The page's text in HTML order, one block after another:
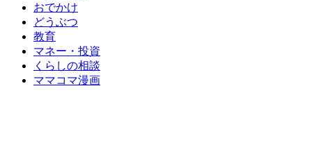
おでかけ
どうぶつ
教育
マネー・投資
くらしの相談
ママコマ漫画